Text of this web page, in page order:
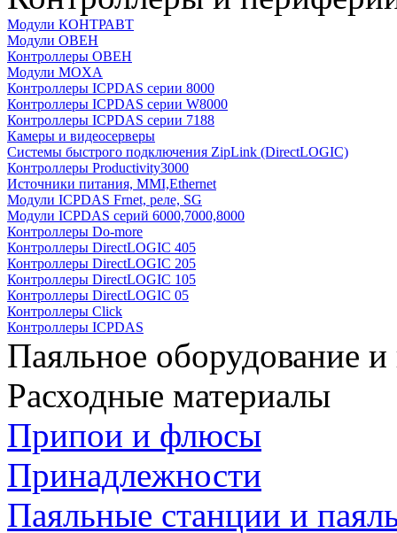
Модули КОНТРАВТ
Модули ОВЕН
Контроллеры ОВЕН
Модули MOXA
Контроллеры ICPDAS серии 8000
Контроллеры ICPDAS серии W8000
Контроллеры ICPDAS серии 7188
Камеры и видеосерверы
Системы быстрого подключения ZipLink (DirectLOGIC)
Контроллеры Productivity3000
Источники питания, MMI,Ethernet
Модули ICPDAS Frnet, реле, SG
Модули ICPDAS серий 6000,7000,8000
Контроллеры Do-more
Контроллеры DirectLOGIC 405
Контроллеры DirectLOGIC 205
Контроллеры DirectLOGIC 105
Контроллеры DirectLOGIC 05
Контроллеры Click
Контроллеры ICPDAS
Паяльное оборудование
Расходные материалы
Припои и флюсы
Принадлежности
Паяльные станции и